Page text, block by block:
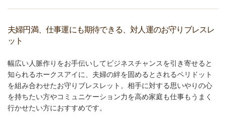
夫婦円満、仕事運にも期待できる、対人運のお守りブレスレ
ット
幅広い人脈作りをお手伝いしてビジネスチャンスを引き寄せると
知られるホークスアイに、夫婦の絆を固めるとされるペリドット
を組み合わせたお守りブレスレット。相手に対する思いやりの心
を持ちたい方やコミュニケーション力を高め家庭も仕事もうまく
行かせたい方におすすめです。